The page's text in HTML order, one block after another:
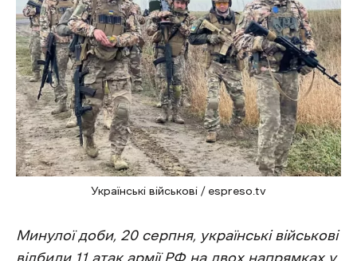
Українські військові / espreso.tv
Минулої доби, 20 серпня, українські військові
відбили 11 атак армії РФ на двох напрямках у